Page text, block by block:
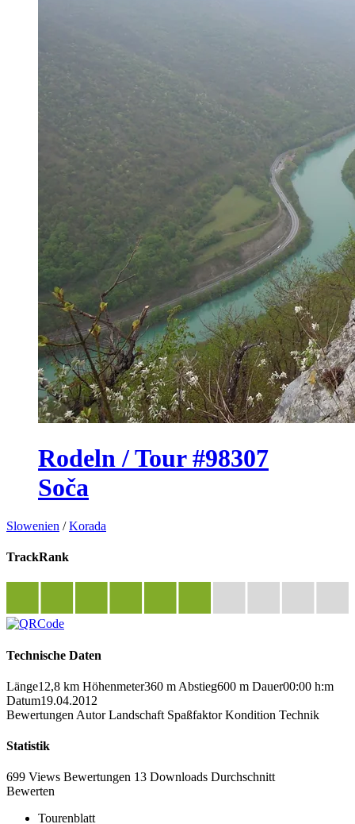
Rodeln / Tour #98307
Soča
Slowenien /Korada
TrackRank
Technische Daten
Länge12,8 km Höhenmeter360 m Abstieg600 m Dauer00:00 h:m
Datum19.04.2012
Bewertungen Autor Landschaft Spaßfaktor Kondition Technik
Statistik
699 Views Bewertungen 13 Downloads Durchschnitt
Bewerten
Tourenblatt